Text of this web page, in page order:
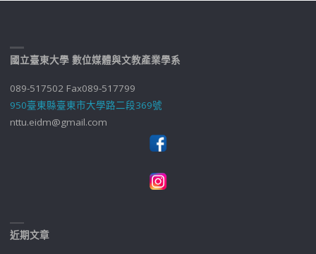
國立臺東大學 數位媒體與文教產業學系
089-517502 Fax089-517799
950臺東縣臺東市大學路二段369號
nttu.eidm@gmail.com
近期文章